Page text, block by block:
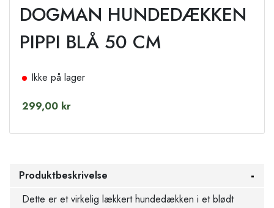
DOGMAN HUNDEDÆKKEN
PIPPI BLÅ 50 CM
Ikke på lager
299,00 kr
Produktbeskrivelse
Dette er et virkelig lækkert hundedækken i et blødt